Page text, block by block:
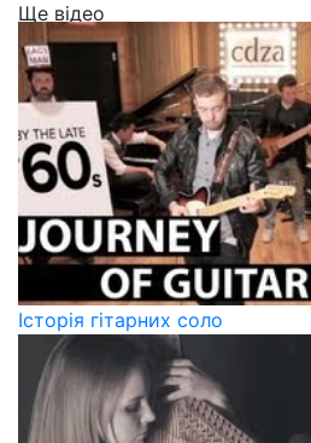
Ще відео
Історія гітарних соло